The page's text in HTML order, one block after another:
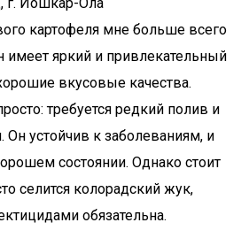
картофеля мне больше всего
имеет яркий и привлекательный
вкусовые качества.
требуется редкий полив и
устойчив к заболеваниям, и
состоянии. Однако стоит
селится колорадский жук,
обязательна.